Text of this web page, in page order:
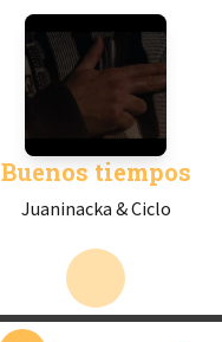
Buenos tiempos
Juaninacka & Ciclo